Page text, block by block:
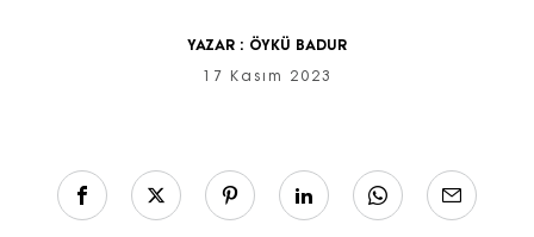
YAZAR : ÖYKÜ BADUR
17 Kasım 2023